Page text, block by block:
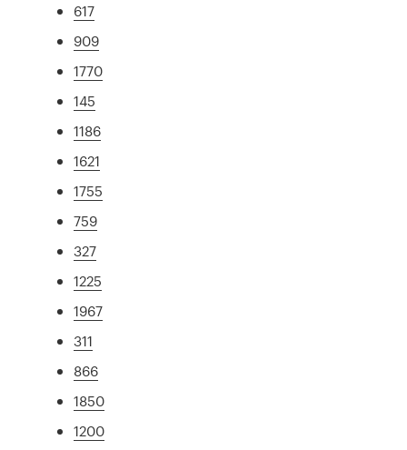
617
909
1770
145
1186
1621
1755
759
327
1225
1967
311
866
1850
1200